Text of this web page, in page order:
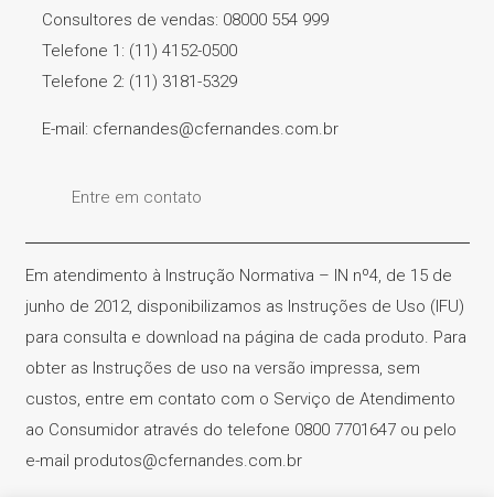
Consultores de vendas: 08000 554 999
Telefone 1: (11) 4152-0500
Telefone 2: (11) 3181-5329
E-mail: cfernandes@cfernandes.com.br
Entre em contato
Em atendimento à Instrução Normativa – IN nº4, de 15 de
junho de 2012, disponibilizamos as Instruções de Uso (IFU)
para consulta e download na página de cada produto. Para
obter as Instruções de uso na versão impressa, sem
custos, entre em contato com o Serviço de Atendimento
ao Consumidor através do telefone 0800 7701647 ou pelo
e-mail produtos@cfernandes.com.br